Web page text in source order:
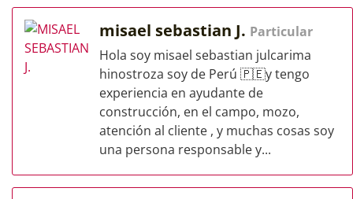
misael sebastian J. Particular
Hola soy misael sebastian julcarima
hinostroza soy de Perú 🇵🇪y tengo
experiencia en ayudante de
construcción, en el campo, mozo,
atención al cliente , y muchas cosas soy
una persona responsable y...